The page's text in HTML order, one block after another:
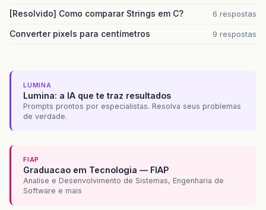
[Resolvido] Como comparar Strings em C? 6 respostas
Converter pixels para centímetros 9 respostas
LUMINA
Lumina: a IA que te traz resultados
Prompts prontos por especialistas. Resolva seus problemas
de verdade.
FIAP
Graduacao em Tecnologia — FIAP
Analise e Desenvolvimento de Sistemas, Engenharia de
Software e mais